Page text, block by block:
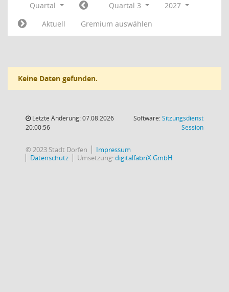
Quartal Quartal 3
2027
Aktuell
Gremium auswählen
Keine Daten gefunden.
Letzte Änderung: 07.08.2026
20:00:56
Software:Sitzungsdienst
Session(Wird in
© 2023 Stadt Dorfen
Impressum
Datenschutz
Umsetzung:digitalfabriX GmbH